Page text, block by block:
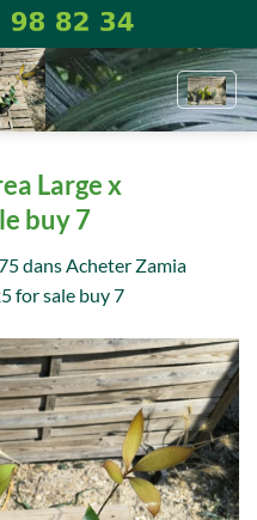
Large x
buy 7
dansAcheter Zamia
for sale buy 7